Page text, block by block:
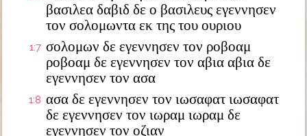
βασιλεα δαβιδ δε ο βασιλευς εγεννησεν
τον σολομωντα εκ της του ουριου
1:7 σολομων δε εγεννησεν τον ροβοαμ
ροβοαμ δε εγεννησεν τον αβια αβια δε
εγεννησεν τον ασα
1:8 ασα δε εγεννησεν τον ιωσαφατ ιωσαφατ
δε εγεννησεν τον ιωραμ ιωραμ δε
εγεννησεν τον οζιαν